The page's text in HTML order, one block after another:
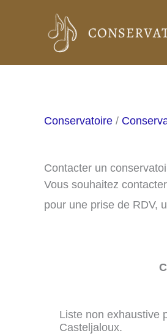
Conservatoire /
Contacter un
Vous souhaitez
pour une prise de RDV,
Liste non exhaustive
Casteljaloux.